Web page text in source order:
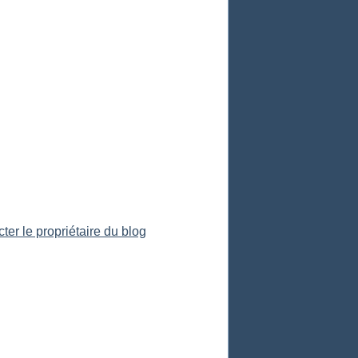
le propriétaire du blog